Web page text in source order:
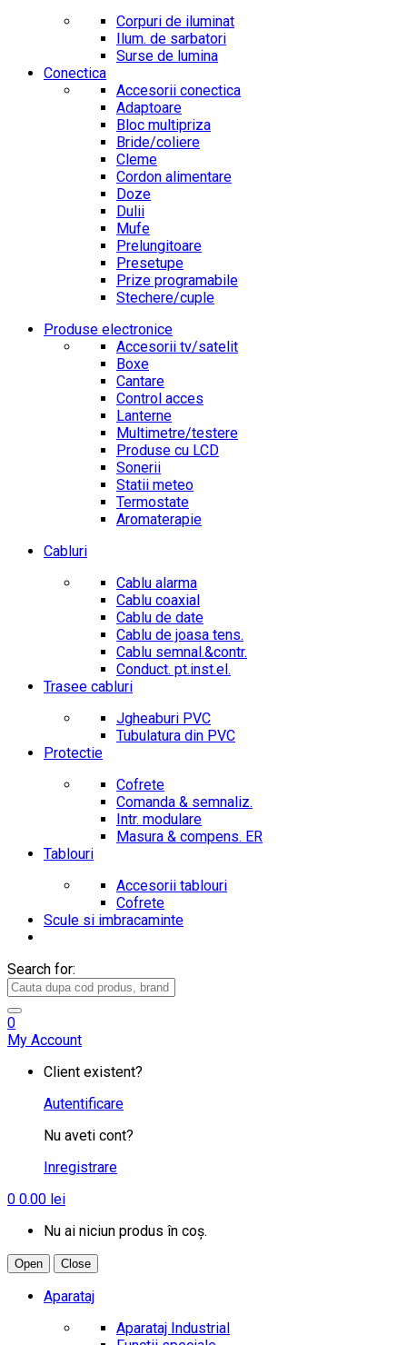
Corpuri de iluminat
Ilum. de sarbatori
Surse de lumina
Conectica
Accesorii conectica
Adaptoare
Bloc multipriza
Bride/coliere
Cleme
Cordon alimentare
Doze
Dulii
Mufe
Prelungitoare
Presetupe
Prize programabile
Stechere/cuple
Produse electronice
Accesorii tv/satelit
Boxe
Cantare
Control acces
Lanterne
Multimetre/testere
Produse cu LCD
Sonerii
Statii meteo
Termostate
Aromaterapie
Cabluri
Cablu alarma
Cablu coaxial
Cablu de date
Cablu de joasa tens.
Cablu semnal.&contr.
Conduct. pt.inst.el.
Trasee cabluri
Jgheaburi PVC
Tubulatura din PVC
Protectie
Cofrete
Comanda & semnaliz.
Intr. modulare
Masura & compens. ER
Tablouri
Accesorii tablouri
Cofrete
Scule si imbracaminte
Search for:
0
My Account
Client existent?
Autentificare
Nu aveti cont?
Inregistrare
0 0.00 lei
Nu ai niciun produs în coș.
Open Close
Aparataj
Aparataj Industrial